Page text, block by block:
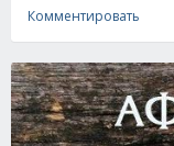
Комментировать